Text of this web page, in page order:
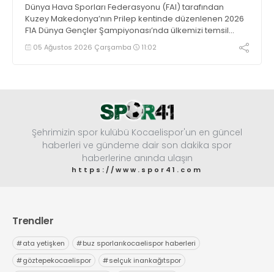
Dünya Hava Sporları Federasyonu (FAI) tarafından
Kuzey Makedonya’nın Prilep kentinde düzenlenen 2026
F1A Dünya Gençler Şampiyonası’nda ülkemizi temsil
eden millî sporcumuz İdil Ceylin YIRTAR, büyük bir
başarıya imza atarak Dünya ikincisi oldu.
05 Ağustos 2026 Çarşamba 11:02
Şehrimizin spor kulübü Kocaelispor'un en güncel
haberleri ve gündeme dair son dakika spor
haberlerine anında ulaşın
https://www.spor41.com
Trendler
#ata yetişken #buz sporlarıkocaelispor haberleri
#göztepekocaelispor #selçuk inankağıtspor